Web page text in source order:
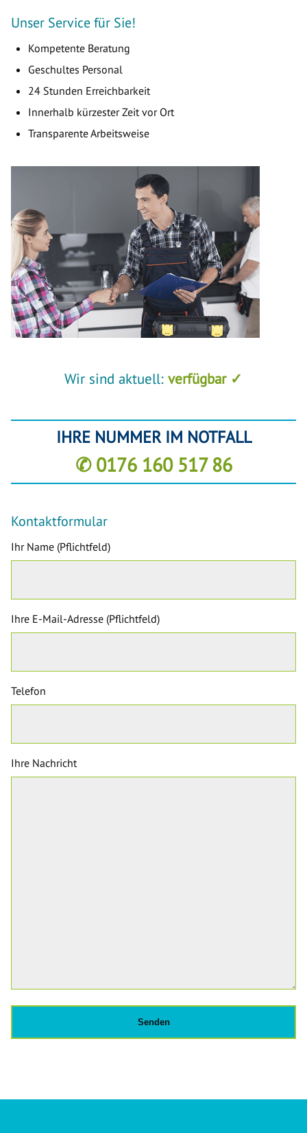
Unser Service für Sie!
Kompetente Beratung
Geschultes Personal
24 Stunden Erreichbarkeit
Innerhalb kürzester Zeit vor Ort
Transparente Arbeitsweise
Wir sind aktuell: verfügbar ✓
IHRE NUMMER IM NOTFALL
✆ 0176 160 517 86
Kontaktformular
Ihr Name (Pflichtfeld)
Ihre E-Mail-Adresse (Pflichtfeld)
Telefon
Ihre Nachricht